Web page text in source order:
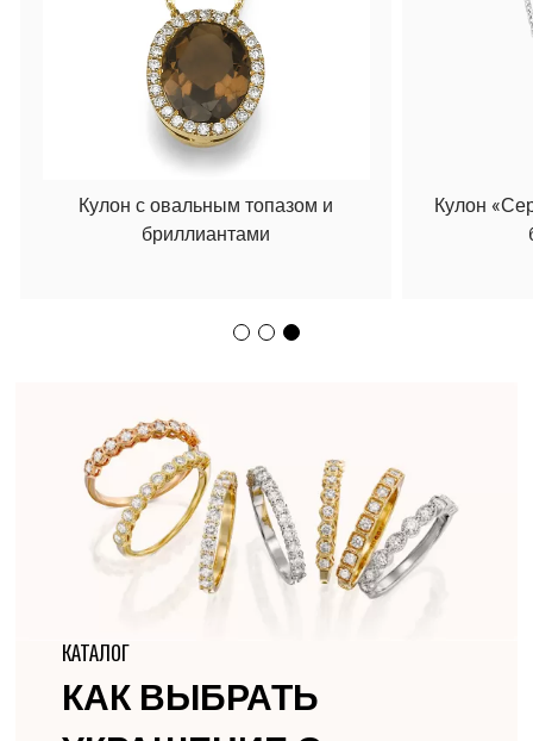
КАТАЛОГ
КАК ВЫБРАТЬ
Кулон
Кулон с овальным топазом и
бриллиантами